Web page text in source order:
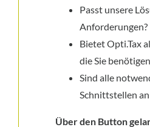
Passt unsere
Anforderungen?
Bietet Opti.Tax
die Sie
Sind alle
Schnittstellen
Über den Button